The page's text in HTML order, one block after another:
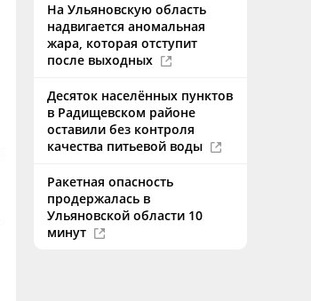
На Ульяновскую область
надвигается аномальная
жара, которая отступит
после выходных
Десяток населённых пунктов
в Радищевском районе
оставили без контроля
качества питьевой воды
Ракетная опасность
продержалась в
Ульяновской области 10
минут